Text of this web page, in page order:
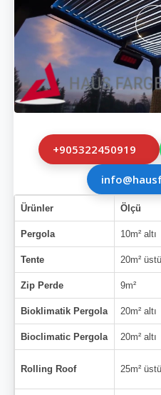
+905322450919
Ürünler Ölçü
Pergola 10m² altı
Tente 20m² üstü
Zip Perde 9m²
Bioklimatik Pergola 20m² altı
Bioclimatic Pergola 20m² altı
Rolling Roof 25m² üstü